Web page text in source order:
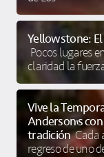
Yellowstone:
Pocos lugares
claridad la
Vive la
Anderson’s
tradición Cada
regreso de uno